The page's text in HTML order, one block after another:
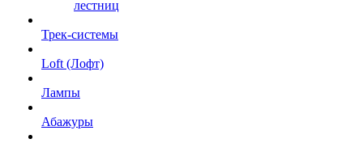
лестниц
Трек-системы
Loft (Лофт)
Лампы
Абажуры